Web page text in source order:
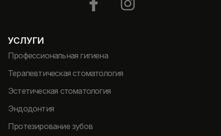
УСЛУГИ
Профессиональная гигиена
Терапевтическая стоматология
Эстетическая стоматология
Эндодонтия
Протезирование зубов